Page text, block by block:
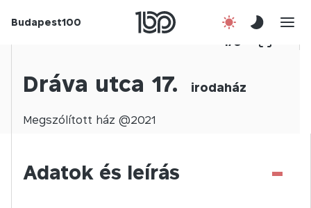
Budapest100
1/ 0
Dráva utca 17. irodaház
Megszólított ház @2021
Adatok és leírás -